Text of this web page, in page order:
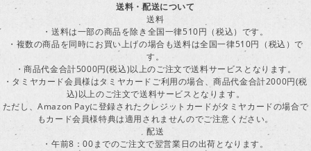
送料・配送について
送料
・送料は一部の商品を除き全国一律510円（税込）です。
・複数の商品を同時にお買い上げの場合も送料は全国一律510円（税込）で
す。
・商品代金合計5000円(税込)以上のご注文で送料サービスとなります。
・タミヤカード会員様はタミヤカードご利用の場合、商品代金合計2000円(税
込)以上のご注文で送料サービスとなります。
ただし、Amazon Payに登録されたクレジットカードがタミヤカードの場合で
もカード会員様特典は適用されませんのでご注意ください。
配送
・午前8：00までのご注文で翌営業日の出荷となります。